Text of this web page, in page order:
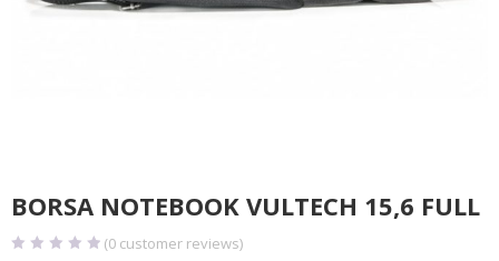
BORSA NOTEBOOK VULTECH 15,6 FULL
(0 customer reviews)